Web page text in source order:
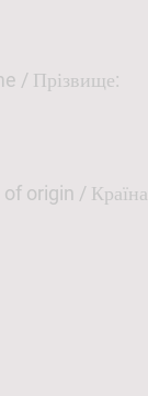
/ Прізвище:
origin / Країна